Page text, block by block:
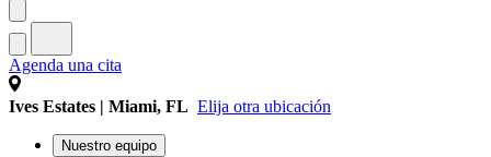
Agenda una cita
Ives Estates | Miami, FL Elija otra ubicación
Nuestro equipo